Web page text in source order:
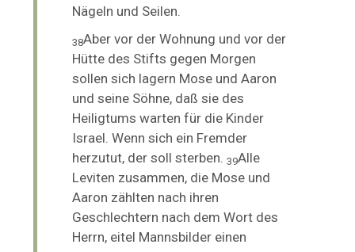
Nägeln und Seilen.
38Aber vor der Wohnung und vor der
Hütte des Stifts gegen Morgen
sollen sich lagern Mose und Aaron
und seine Söhne, daß sie des
Heiligtums warten für die Kinder
Israel. Wennsich ein Fremder
herzutut, der soll sterben.39Alle
Leviten zusammen, die Mose und
Aaron zählten nach ihren
Geschlechtern nach dem Wort des
Herrn, eitel Mannsbilder einen